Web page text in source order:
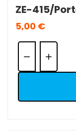
5,00 €
Quantité: